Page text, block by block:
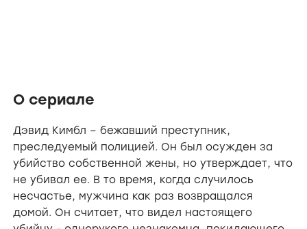
О сериале
Дэвид Кимбл – бежавший преступник,
преследуемый полицией. Он был осужден за
убийство собственной жены, но утверждает, что
не убивал ее. В то время, когда случилось
несчастье, мужчина как раз возвращался
домой. Он считает, что видел настоящего